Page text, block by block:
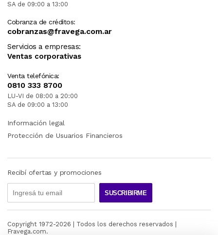
SA de 09:00 a 13:00
Cobranza de créditos:
cobranzas@fravega.com.ar
Servicios a empresas:
Ventas corporativas
Venta telefónica:
0810 333 8700
LU-VI de 08:00 a 20:00
SA de 09:00 a 13:00
Información legal
Protección de Usuarios Financieros
Recibí ofertas y promociones
SUSCRIBIRME
Copyright 1972-2026 | Todos los derechos reservados |
Fravega.com.